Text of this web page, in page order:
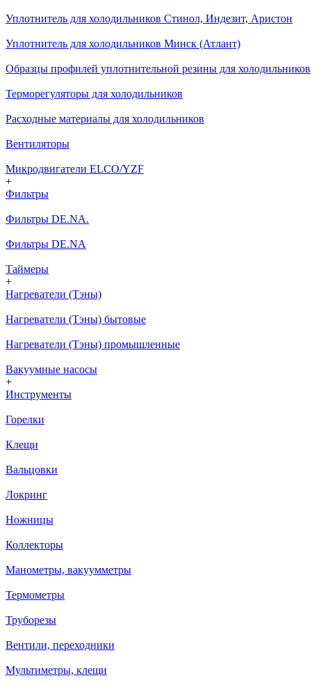
Уплотнитель для холодильников Стинол, Индезит, Аристон
Уплотнитель для холодильников Минск (Атлант)
Образцы профилей уплотнительной резины для холодильников
Терморегуляторы для холодильников
Расходные материалы для холодильников
Вентиляторы
Микродвигатели ELCO/YZF
+
Фильтры
Фильтры DE.NA.
Фильтры DE.NA
Таймеры
+
Нагреватели (Тэны)
Нагреватели (Тэны) бытовые
Нагреватели (Тэны) промышленные
Вакуумные насосы
+
Инструменты
Горелки
Клещи
Вальцовки
Локринг
Ножницы
Коллекторы
Манометры, вакуумметры
Термометры
Труборезы
Вентили, переходники
Мультиметры, клещи